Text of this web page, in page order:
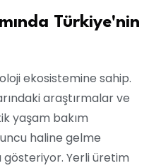
Türkiye'nin
ekosistemine sahip.
araştırmalar ve
yaşam bakım
haline gelme
Yerli üretim